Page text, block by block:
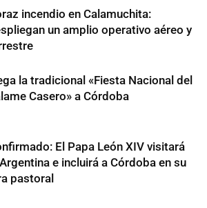
incendio en Calamuchita:
un amplio operativo aéreo y
la tradicional «Fiesta Nacional del
Casero» a Córdoba
El Papa León XIV visitará
e incluirá a Córdoba en su
pastoral